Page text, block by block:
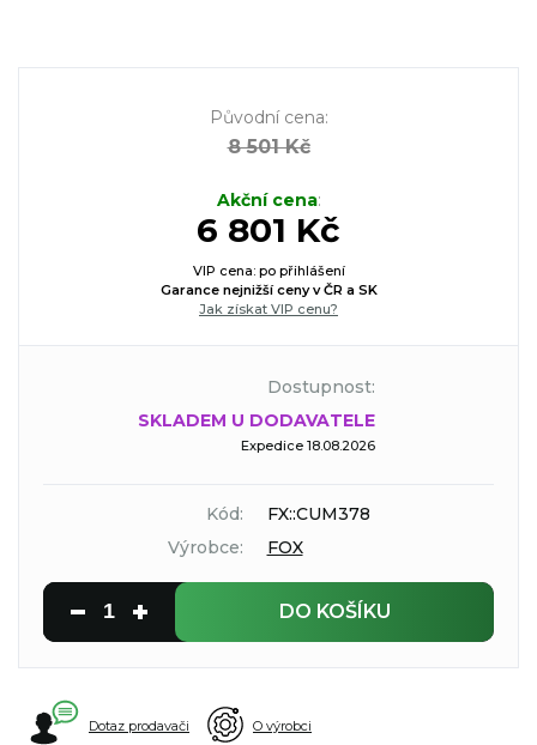
Původní cena:
8 501 Kč
Akční cena:
6 801 Kč
VIP cena: po přihlášení
Garance nejnižší ceny v ČR a SK
Jak získat VIP cenu?
Dostupnost:
SKLADEM U DODAVATELE
Expedice 18.08.2026
Kód:
FX::CUM378
Výrobce:
FOX
DO KOŠÍKU
Dotaz prodavači O výrobci